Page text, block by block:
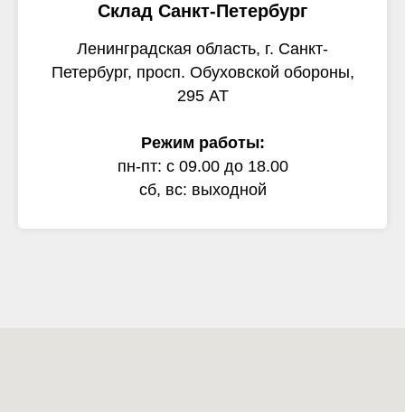
Склад Санкт-Петербург
Ленинградская область, г. Санкт-
Петербург, просп. Обуховской обороны,
295 АТ
Режим работы:
пн-пт: с 09.00 до 18.00
сб, вс: выходной